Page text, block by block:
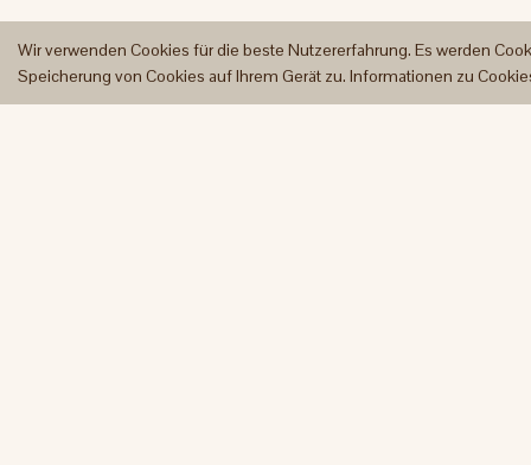
Wir verwenden Cookies für die beste Nutzererfahrung. Es werden
Speicherung von Cookies auf Ihrem Gerät zu. Informationen zu